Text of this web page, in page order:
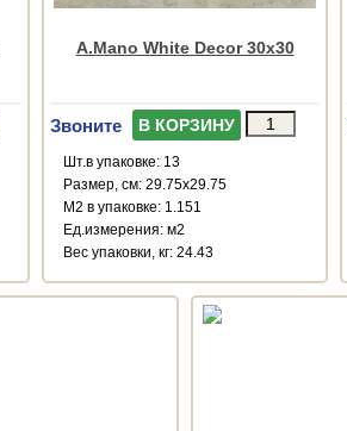
A.Mano White Decor 30x30
Звоните В КОРЗИНУ
Шт.в упаковке: 13
Размер, см: 29.75x29.75
М2 в упаковке: 1.151
Ед.измерения: м2
Веc упаковки, кг: 24.43